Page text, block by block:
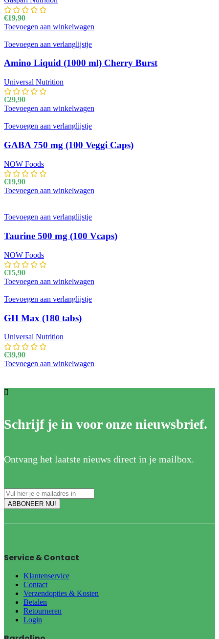
€19,90
Toevoegen aan winkelwagen
Toevoegen aan verlanglijstje
Amino Liquid (1000 ml) Cherry Burst
Universal Nutrition
€29,90
Toevoegen aan winkelwagen
Toevoegen aan verlanglijstje
GABA 750 mg (100 Veggi Caps)
NOW Foods
€19,90
Toevoegen aan winkelwagen
Toevoegen aan verlanglijstje
Taurine 500 mg (100 Vcaps)
NOW Foods
€15,90
Toevoegen aan winkelwagen
Toevoegen aan verlanglijstje
GH Max (180 tabs)
Universal Nutrition
€39,90
Toevoegen aan winkelwagen
Schrijf je in voor onze nieuwsbrief.
Ontvang het laatste nieuws direct in je mailbox.
Service & Contact
Klantenservice
Contact
Verzendopties & Kosten
Betalen
Retourneren
Login